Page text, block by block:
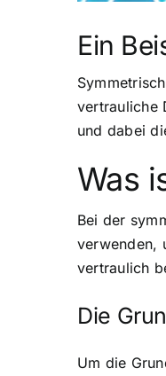
Ein
vertrauliche
und dabei
Was
Bei der
verwenden,
vertraulich
Die
Um die